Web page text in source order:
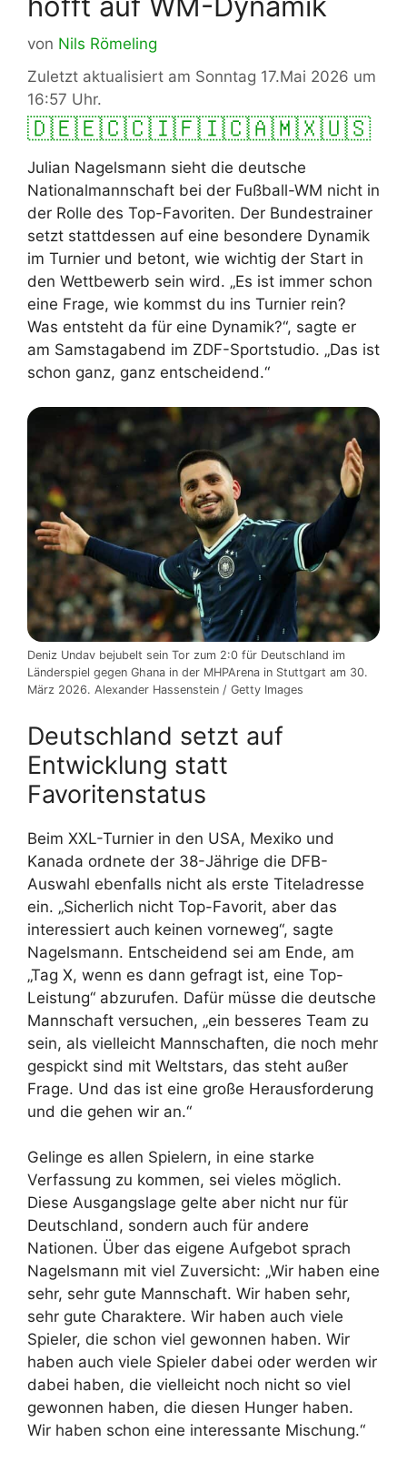
von Nils Römeling
Zuletzt aktualisiert am Sonntag 17.Mai 2026 um
16:57 Uhr.
🇩🇪🇪🇨🇨🇮🇫🇮🇨🇦🇲🇽🇺🇸
Julian Nagelsmann sieht die deutsche
Nationalmannschaft bei der Fußball-WM nicht in
der Rolle des Top-Favoriten. Der Bundestrainer
setzt stattdessen auf eine besondere Dynamik
im Turnier und betont, wie wichtig der Start in
den Wettbewerb sein wird. „Es ist immer schon
eine Frage, wie kommst du ins Turnier rein?
Was entsteht da für eine Dynamik?“, sagte er
am Samstagabend im ZDF-Sportstudio. „Das ist
schon ganz, ganz entscheidend.“
Deniz Undav bejubelt sein Tor zum 2:0 für Deutschland im
Länderspiel gegen Ghana in der MHPArena in Stuttgart am 30.
März 2026. Alexander Hassenstein / Getty Images
Deutschland setzt auf
Entwicklung statt
Favoritenstatus
Beim XXL-Turnier in den USA, Mexiko und
Kanada ordnete der 38-Jährige die DFB-
Auswahl ebenfalls nicht als erste Titeladresse
ein. „Sicherlich nicht Top-Favorit, aber das
interessiert auch keinen vorneweg“, sagte
Nagelsmann. Entscheidend sei am Ende, am
„Tag X, wenn es dann gefragt ist, eine Top-
Leistung“ abzurufen. Dafür müsse die deutsche
Mannschaft versuchen, „ein besseres Team zu
sein, als vielleicht Mannschaften, die noch mehr
gespickt sind mit Weltstars, das steht außer
Frage. Und das ist eine große Herausforderung
und die gehen wir an.“
Gelinge es allen Spielern, in eine starke
Verfassung zu kommen, sei vieles möglich.
Diese Ausgangslage gelte aber nicht nur für
Deutschland, sondern auch für andere
Nationen. Über das eigene Aufgebot sprach
Nagelsmann mit viel Zuversicht: „Wir haben eine
sehr, sehr gute Mannschaft. Wir haben sehr,
sehr gute Charaktere. Wir haben auch viele
Spieler, die schon viel gewonnen haben. Wir
haben auch viele Spieler dabei oder werden wir
dabei haben, die vielleicht noch nicht so viel
gewonnen haben, die diesen Hunger haben.
Wir haben schon eine interessante Mischung.“